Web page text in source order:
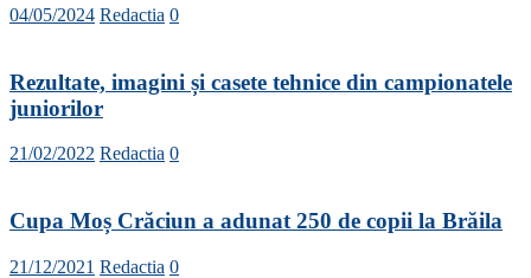
04/05/2024 Redactia 0
Rezultate, imagini și casete tehnice din campionatele
juniorilor
21/02/2022 Redactia 0
Cupa Moș Crăciun a adunat 250 de copii la Brăila
21/12/2021 Redactia 0